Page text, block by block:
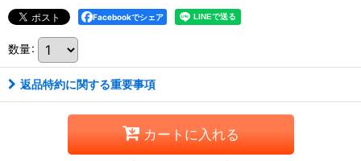
Facebookでシェア
数量:
返品特約に関する重要事項
カートに入れる